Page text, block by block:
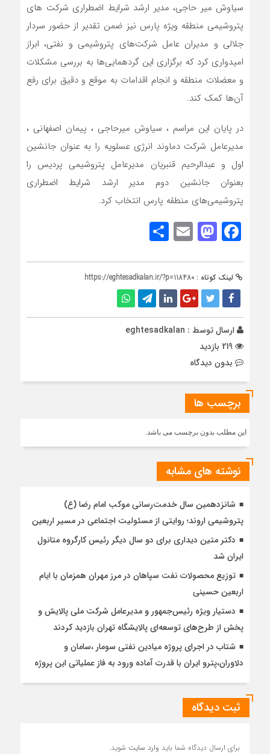
سیاوش میر حاجی، مدیر ارشد شرایط اضطراری شرکت های
پتروشیمی منطقه ویژه پارس نیز ضمن تقدیر از حضور سردار
جلالی و مدیران عامل شرکت‌های پتروشیمی و نفتی، ابراز
امیدواری کرد که برگزاری این گردهمایی‌ها به بررسی مشکلات
و معضلات منطقه و انجام اقدامات به موقع و دقیق برای رفع
آن‌ها کمک کند.
در پایان این مراسم ، سیاوش میرحاجی ، پیمان اصفهانی ،
مدیرعامل شرکت دماوند انرژی عسلویه را به عنوان جانشین
اول و عبدالرحیم قنبریان مدیرعامل پتروشیمی پردیس را
بعنوان جانشین دوم مدیر ارشد شرایط اضطراری
پتروشیمی‌های منطقه پارس انتخاب کرد.
Facebook
Mastodon
Email
لینک کوتاه : https://eghtesadkalan.ir/?p=118480
ارسال توسط : eghtesadkalan
بدون دیدگاه
برچسب ها
این مطلب بدون برچسب می باشد.
نوشته های مشابه
شانزدهمین سال خدمت‌رسانی موکب امام رضا (ع)
پتروشیمی اروند؛ روایتی از مسئولیت اجتماعی در مسیر اربعین
دکتر متین دیداری برای دو سال دیگر رئیس کارگروه متانول
ایران شد
توزیع محصولات نفت سپاهان در مرز مهران همزمان با ایام
اربعین حسینی
دستیار ویژه رئیس‌جمهور و مدیرعامل شرکت ملی پالایش و
پخش از طرح‌های توسعه‌ای پالایشگاه تهران بازدید کردند
شتاب در اجرای پروژه میادین نفتی سومار ،سامان و
دلاوران،پترو ایران با قدرت آماده ورود به فاز عملیاتی این پروژه
ثبت دیدگاه
برای ارسال دیدگاه شما باید وارد سایت شوید.